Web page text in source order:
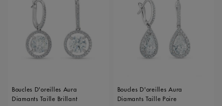
Boucles D'oreilles Aura
Diamants Taille Brillant
Boucles D'oreilles Aura
Diamants Taille Poire